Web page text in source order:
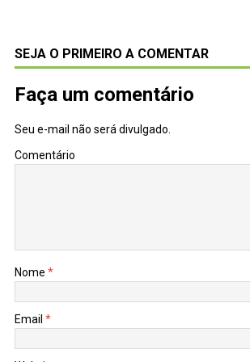
SEJA O PRIMEIRO A COMENTAR
Faça um comentário
Seu e-mail não será divulgado.
Comentário
Nome *
Email *